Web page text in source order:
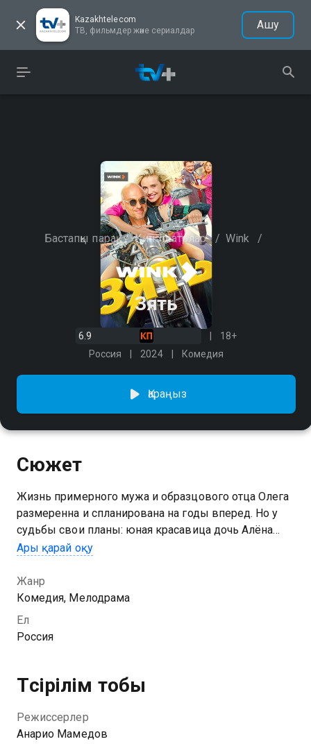
Kazakhtelecom
ТВ, фильмдер және сериалдар
Ашу
Бастапқы парақ / Кинотеатрлар / Wink /
Зять
6.9
18+
Россия
2024 Комедия
Қараңыз
Сюжет
Жизнь примерного мужа и образцового отца Олега
размеренна и спланирована на годы вперед. Но у
судьбы свои планы: юная красавица дочь Алёна
влюбляется в некогда лучшего друга и ровесника
просто дружба в далеком прошлом, а бурная во
всех отношениях молодость. Настолько бурная, что
Олег предпочитает держать в тайне даже от семьи.
Ары қарай оқу
Жанр
Комедия, Мелодрама
Ел
Россия
Түсірілім тобы
Режиссерлер
Анарио Мамедов